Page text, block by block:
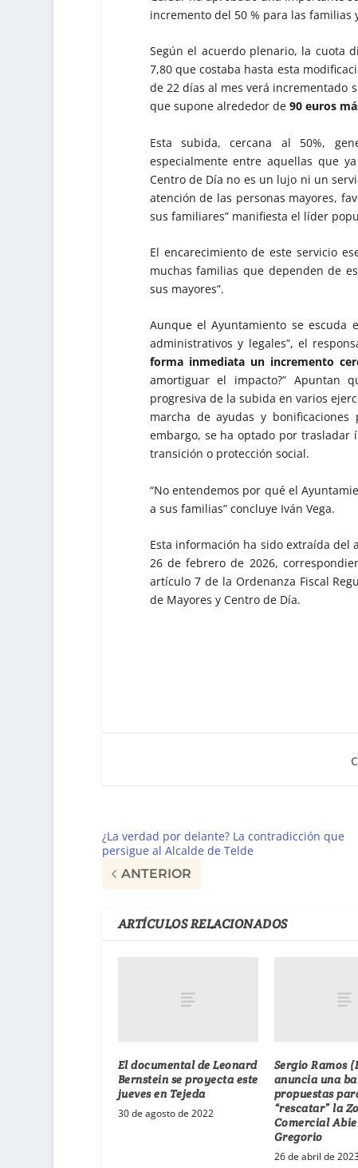
incremento del 50 % para las familias
Según el acuerdo plenario, la cuota
7,80 que costaba hasta esta
de 22 días al mes verá incrementado
que supone alrededor de 90 euros
Esta subida, cercana al 50%,
especialmente entre aquellas que
Centro de Día no es un lujo ni un
atención de las personas mayores,
sus familiares” manifiesta el líder
El encarecimiento de este servicio
muchas familias que dependen de
sus mayores”.
Aunque el Ayuntamiento se escuda
administrativos y legales”, el
forma inmediata un incremento
amortiguar el impacto?” Apuntan
progresiva de la subida en varios
marcha de ayudas y
embargo, se ha optado por
transición o protección social.
“No entendemos por qué el
a sus familias” concluye Iván Vega.
Esta información ha sido extraída del
26 de febrero de 2026,
artículo 7 de la Ordenanza Fiscal
de Mayores y Centro de Día.
¿La verdad por delante? La contradicción que
persigue al Alcalde de Telde
ANTERIOR
ARTÍCULOS RELACIONADOS
El documental de Leonard
Bernstein se proyecta este
jueves en Tejeda
30 de agosto de 2022
Sergio Ramos
anuncia una
propuestas
“rescatar” la
Comercial
Gregorio
26 de abril de